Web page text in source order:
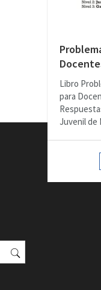
Libro
para
Juvenil de